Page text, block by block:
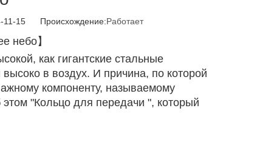
11-15 Происхождение:Работает
небо】
как гигантские стальные
в воздух. И причина, по которой
компоненту, называемому
"Кольцо для передачи ", который